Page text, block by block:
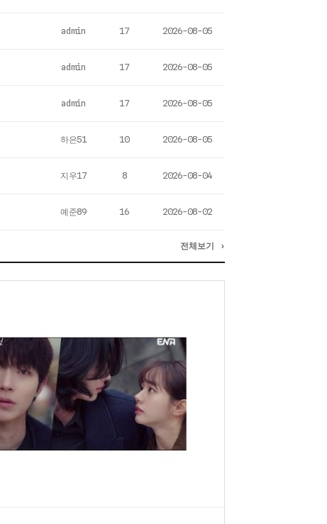
admin 17 2026-08-05
admin 17 2026-08-05
admin 17 2026-08-05
하은51 10 2026-08-05
지우17 8 2026-08-04
예준89 16 2026-08-02
전체보기 ›